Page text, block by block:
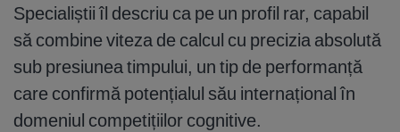
Specialiștii îl descriu ca pe un profil rar, capabil
să combine viteza de calcul cu precizia absolută
sub presiunea timpului, un tip de performanță
care confirmă potențialul său internațional în
domeniul competițiilor cognitive.